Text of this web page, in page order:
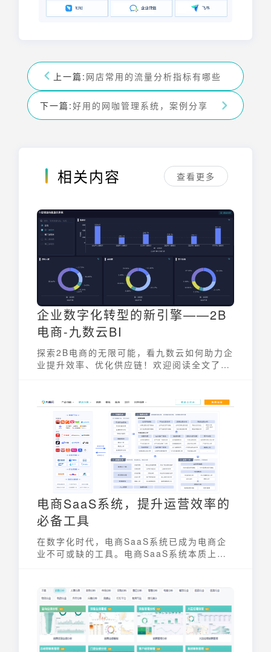
上一篇: 网店常用的流量分析指标有哪些
下一篇:好用的网咖管理系统，案例分享
相关内容 查看更多
企业数字化转型的新引擎——2B
电商-九数云BI
探索2B电商的无限可能，看九数云如何助力企
业提升效率、优化供应链！欢迎阅读全文了解
电商SaaS系统，提升运营效率的
必备工具
在数字化时代，电商SaaS系统已成为电商企
业不可或缺的工具。电商SaaS系统本质上是
的各类电商企业。它将复杂的电商运营环节进
行整合，让企业能够更专注于核心业务的增
长。